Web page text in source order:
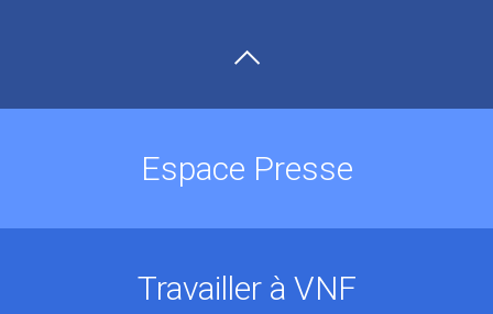
Espace Presse
Travailler à VNF